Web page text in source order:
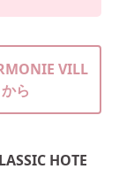
VILL
ら
HOTE